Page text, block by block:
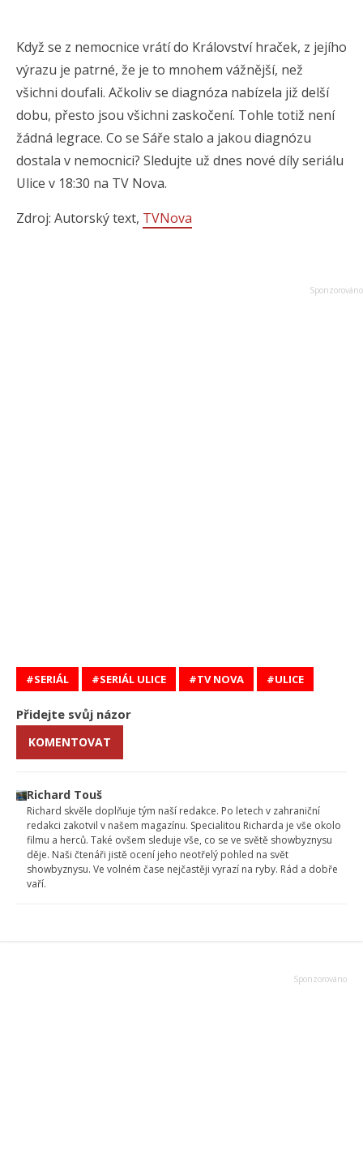
Když se z nemocnice vrátí do Království hraček, z jejího
výrazu je patrné, že je to mnohem vážnější, než
všichni doufali. Ačkoliv se diagnóza nabízela již delší
dobu, přesto jsou všichni zaskočení. Tohle totiž není
žádná legrace. Co se Sáře stalo a jakou diagnózu
dostala v nemocnici? Sledujte už dnes nové díly seriálu
Ulice v 18:30 na TV Nova.
Zdroj: Autorský text, TVNova
SERIÁL SERIÁL ULICE TV NOVA ULICE
Přidejte svůj názor
KOMENTOVAT
Richard Touš
Richard skvěle doplňuje tým naší redakce. Po letech v zahraniční
redakci zakotvil v našem magazínu. Specialitou Richarda je vše okolo
filmu a herců. Také ovšem sleduje vše, co se ve světě showbyznysu
děje. Naši čtenáři jistě ocení jeho neotřelý pohled na svět
showbyznysu. Ve volném čase nejčastěji vyrazí na ryby. Rád a dobře
vaří.